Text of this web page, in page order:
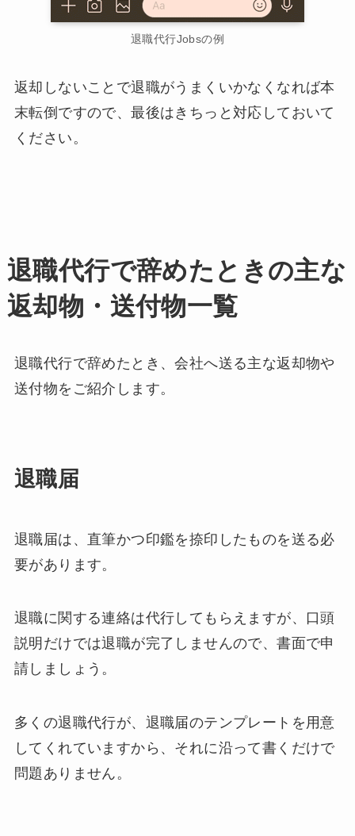
退職代行Jobsの例
返却しないことで退職がうまくいかなくなれば本
末転倒ですので、最後はきちっと対応しておいて
ください。
退職代行で辞めたときの主な
返却物・送付物一覧
退職代行で辞めたとき、会社へ送る主な返却物や
送付物をご紹介します。
退職届
退職届は、直筆かつ印鑑を捺印したものを送る必
要があります。
退職に関する連絡は代行してもらえますが、口頭
説明だけでは退職が完了しませんので、書面で申
請しましょう。
多くの退職代行が、退職届のテンプレートを用意
してくれていますから、それに沿って書くだけで
問題ありません。